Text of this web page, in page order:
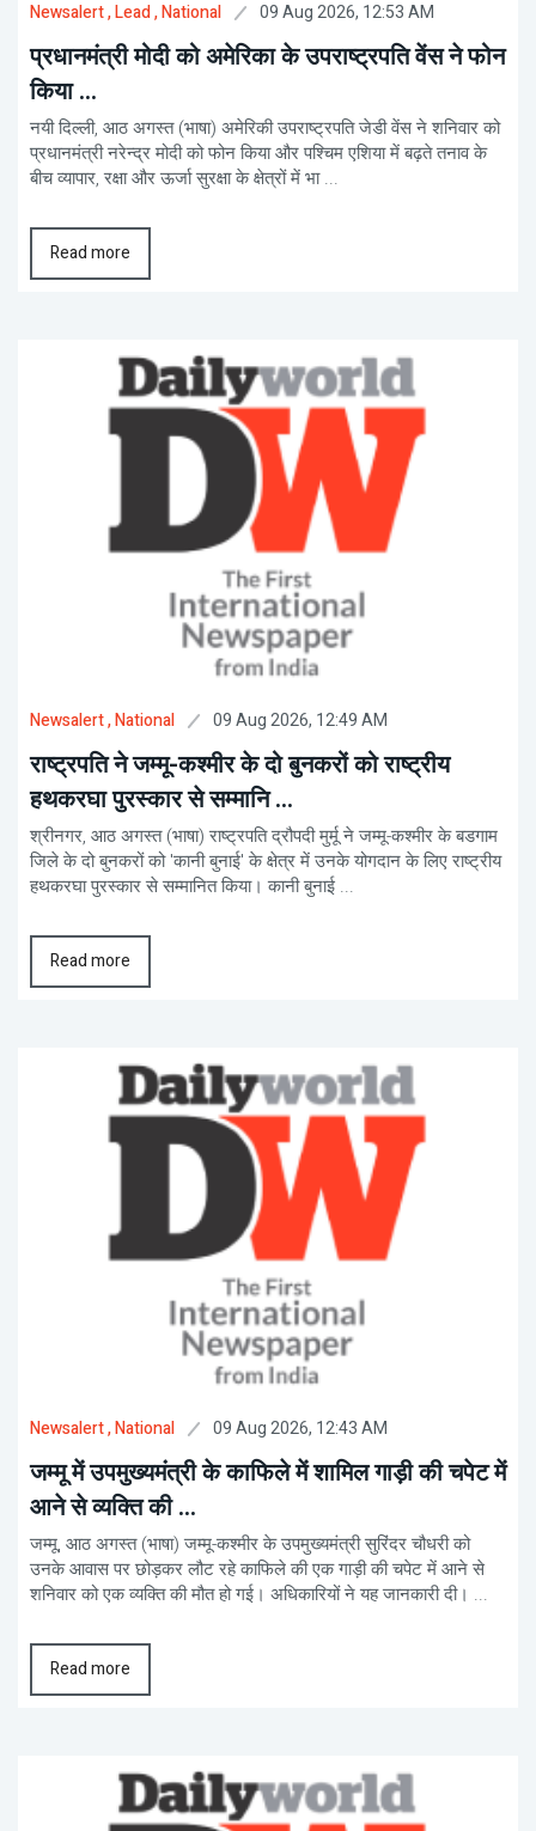
Newsalert, Lead, National 09 Aug 2026, 12:53 AM
प्रधानमंत्री मोदी को अमेरिका के उपराष्ट्रपति वेंस ने फोन
किया ...
नयी दिल्ली, आठ अगस्त (भाषा) अमेरिकी उपराष्ट्रपति जेडी वेंस ने शनिवार को
प्रधानमंत्री नरेन्द्र मोदी को फोन किया और पश्चिम एशिया में बढ़ते तनाव के
बीच व्यापार, रक्षा और ऊर्जा सुरक्षा के क्षेत्रों में भा ...
Read more
Newsalert, National 09 Aug 2026, 12:49 AM
राष्ट्रपति ने जम्मू-कश्मीर के दो बुनकरों को राष्ट्रीय
हथकरघा पुरस्कार से सम्मानि ...
श्रीनगर, आठ अगस्त (भाषा) राष्ट्रपति द्रौपदी मुर्मू ने जम्मू-कश्मीर के बडगाम
जिले के दो बुनकरों को 'कानी बुनाई' के क्षेत्र में उनके योगदान के लिए राष्ट्रीय
हथकरघा पुरस्कार से सम्मानित किया। कानी बुनाई ...
Read more
Newsalert, National 09 Aug 2026, 12:43 AM
जम्मू में उपमुख्यमंत्री के काफिले में शामिल गाड़ी की चपेट में
आने से व्यक्ति की ...
जम्मू, आठ अगस्त (भाषा) जम्मू-कश्मीर के उपमुख्यमंत्री सुरिंदर चौधरी को
उनके आवास पर छोड़कर लौट रहे काफिले की एक गाड़ी की चपेट में आने से
शनिवार को एक व्यक्ति की मौत हो गई। अधिकारियों ने यह जानकारी दी। ...
Read more